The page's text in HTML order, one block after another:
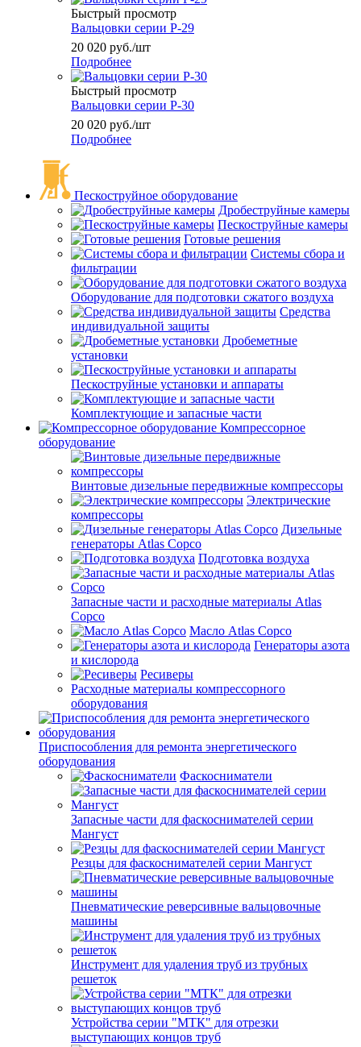
Быстрый просмотр
Вальцовки серии Р-29
20 020 руб./шт
Подробнее
Быстрый просмотр
Вальцовки серии Р-30
20 020 руб./шт
Подробнее
Пескоструйное оборудование
Дробеструйные камеры
Пескоструйные камеры
Готовые решения
Системы сбора и
фильтрации
Оборудование для подготовки сжатого воздуха
Средства
индивидуальной защиты
Дробеметные
установки
Пескоструйные установки и аппараты
Комплектующие и запасные части
Компрессорное
оборудование
Винтовые дизельные передвижные компрессоры
Электрические
компрессоры
Дизельные
генераторы Atlas Copco
Подготовка воздуха
Запасные части и расходные материалы Atlas
Copco
Масло Atlas Copco
Генераторы азота
и кислорода
Ресиверы
Расходные материалы компрессорного
оборудования
Приспособления для ремонта энергетического
оборудования
Фаскосниматели
Запасные части для фаскоснимателей серии
Мангуст
Резцы для фаскоснимателей серии Мангуст
Пневматические реверсивные вальцовочные
машины
Инструмент для удаления труб из трубных
решеток
Устройства серии "МТК" для отрезки
выступающих концов труб